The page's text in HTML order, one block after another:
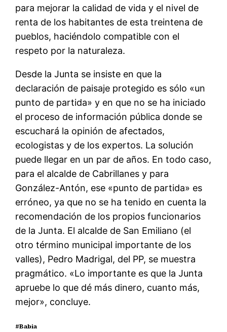
para mejorar la calidad de vida y el nivel de
renta de los habitantes de esta treintena de
pueblos, haciéndolo compatible con el
respeto por la naturaleza.
Desde la Junta se insiste en que la
declaración de paisaje protegido es sólo «un
punto de partida» y en que no se ha iniciado
el proceso de información pública donde se
escuchará la opinión de afectados,
ecologistas y de los expertos. La solución
puede llegar en un par de años. En todo caso,
para el alcalde de Cabrillanes y para
González-Antón, ese «punto de partida» es
erróneo, ya que no se ha tenido en cuenta la
recomendación de los propios funcionarios
de la Junta. El alcalde de San Emiliano (el
otro término municipal importante de los
valles), Pedro Madrigal, del PP, se muestra
pragmático. «Lo importante es que la Junta
apruebe lo que dé más dinero, cuanto más,
mejor», concluye.
#Babia